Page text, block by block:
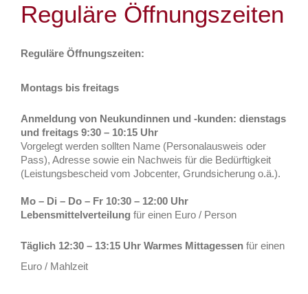
Reguläre Öffnungszeiten
Reguläre Öffnungszeiten:
Montags bis freitags
Anmeldung von Neukundinnen und -kunden: dienstags
und freitags 9:30 – 10:15 Uhr
Vorgelegt werden sollten Name (Personalausweis oder
Pass), Adresse sowie ein Nachweis für die Bedürftigkeit
(Leistungsbescheid vom Jobcenter, Grundsicherung o.ä.).
Mo – Di – Do – Fr 10:30 – 12:00 Uhr
Lebensmittelverteilung für einen Euro / Person
Täglich 12:30 – 13:15 Uhr Warmes Mittagessen für einen
Euro / Mahlzeit